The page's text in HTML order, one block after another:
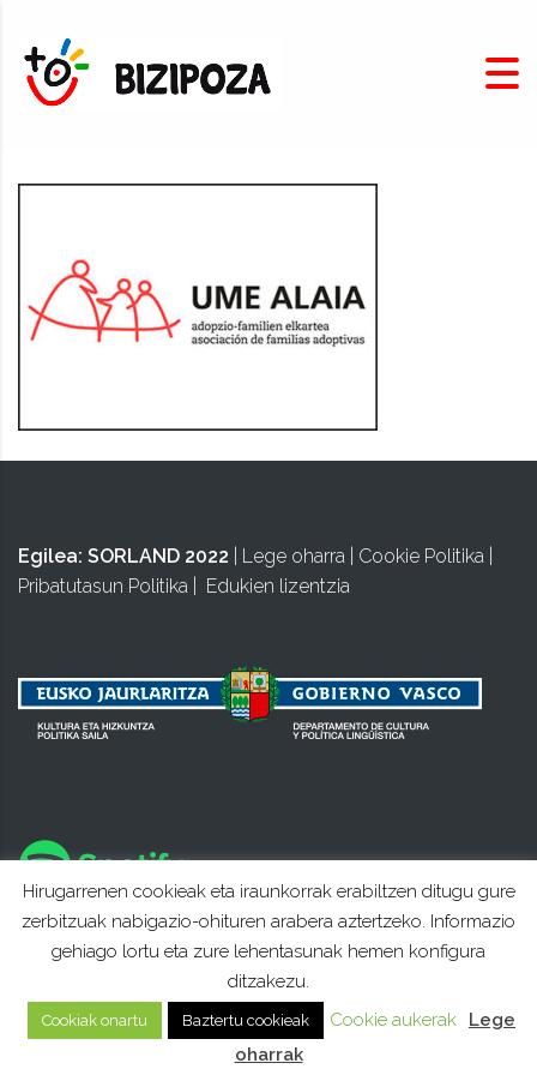
Egilea: SORLAND 2022 Lege oharra Cookie Politika
Pribatutasun Politika
Edukien lizentzia
Hirugarrenen cookieak eta iraunkorrak erabiltzen ditugu gure
zerbitzuak nabigazio-ohituren arabera aztertzeko. Informazio
gehiago lortu eta zure lehentasunak hemen konfigura
ditzakezu.
Cookiak onartu Baztertu cookieak Cookie aukerak
Lege
oharrak